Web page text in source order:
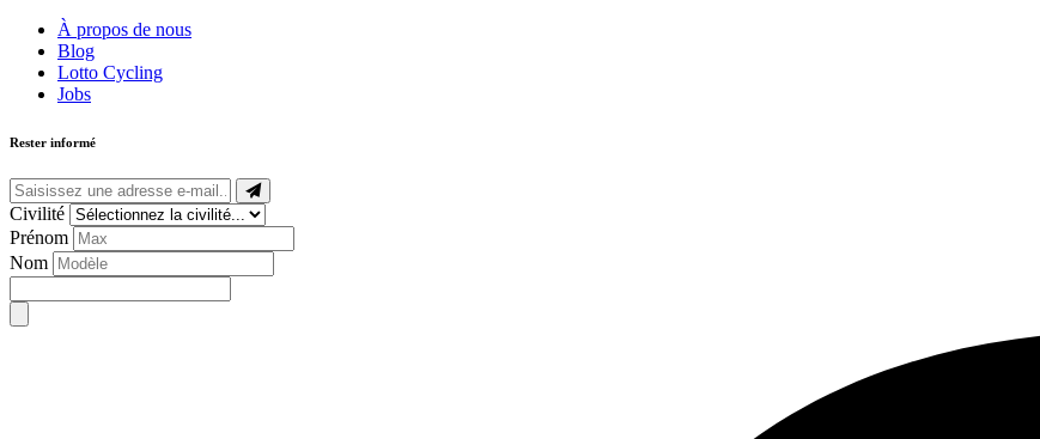
À propos de nous
Blog
Lotto Cycling
Jobs
Rester informé
Civilité
Prénom
Nom